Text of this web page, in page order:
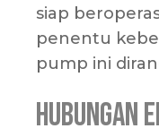
siap
penentu
pump ini
Hubungan